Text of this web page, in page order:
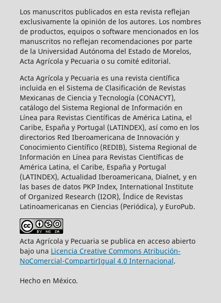
Los manuscritos publicados en esta revista reflejan
exclusivamente la opinión de los autores. Los nombres
de productos, equipos o software mencionados en los
manuscritos no reflejan recomendaciones por parte
de la Universidad Autónoma del Estado de Morelos,
Acta Agrícola y Pecuaria o su comité editorial.
Acta Agrícola y Pecuaria es una revista científica
incluida en el Sistema de Clasificación de Revistas
Mexicanas de Ciencia y Tecnología (CONACYT),
catálogo del Sistema Regional de Información en
Línea para Revistas Científicas de América Latina, el
Caribe, España y Portugal (LATINDEX), así como en los
directorios Red Iberoamericana de Innovación y
Conocimiento Científico (REDIB), Sistema Regional de
Información en Línea para Revistas Científicas de
América Latina, el Caribe, España y Portugal
(LATINDEX), Actualidad Iberoamericana, Dialnet, y en
las bases de datos PKP Index, International Institute
of Organized Research (I2OR), Índice de Revistas
Latinoamericanas en Ciencias (Periódica), y EuroPub.
Acta Agrícola y Pecuaria se publica en acceso abierto
bajo una Licencia Creative Commons Atribución-
NoComercial-CompartirIgual 4.0 Internacional.
Hecho en México.